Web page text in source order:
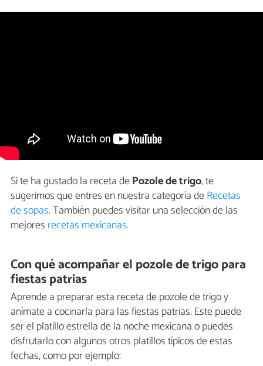
Si te ha gustado la receta dePozole de trigo, te
sugerimos que entres en nuestra categoría deRecetas
de sopas. También puedes visitar una selección de las
mejores recetas mexicanas.
Con qué acompañar el pozole de trigo para
fiestas patrias
Aprende a preparar esta receta de pozole de trigo y
anímate a cocinarla para las fiestas patrias. Este puede
ser el platillo estrella de la noche mexicana o puedes
disfrutarlo con algunos otros platillos típicos de estas
fechas, como por ejemplo: